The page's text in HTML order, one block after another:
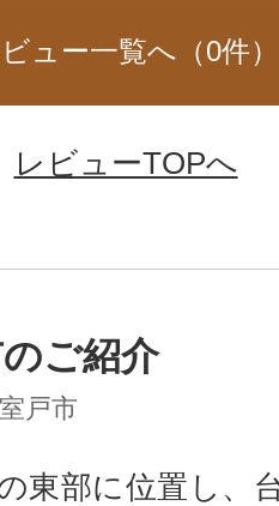
ュー一覧へ（0件）
レビューTOPへ
ご紹介
室戸市
東部に位置し、